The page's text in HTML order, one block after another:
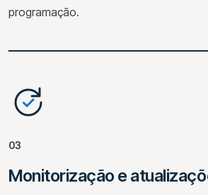
programação.
03
Monitorização e